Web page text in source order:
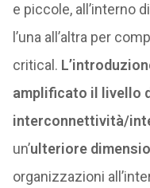
e piccole, all’interno
l’una all’altra per
critical.
amplificato il livello
interconnettività/
un’ulteriore
organizzazioni